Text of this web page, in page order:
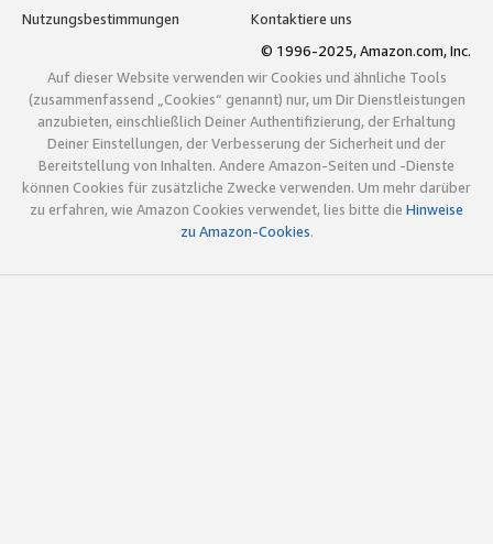
Nutzungsbestimmungen
Kontaktiere uns
© 1996-2025, Amazon.com, Inc.
Auf dieser Website verwenden wir Cookies und ähnliche Tools
(zusammenfassend „Cookies“ genannt) nur, um Dir Dienstleistungen
anzubieten, einschließlich Deiner Authentifizierung, der Erhaltung
Deiner Einstellungen, der Verbesserung der Sicherheit und der
Bereitstellung von Inhalten. Andere Amazon-Seiten und -Dienste
können Cookies für zusätzliche Zwecke verwenden. Um mehr darüber
zu erfahren, wie Amazon Cookies verwendet, lies bitte die Hinweise
zu Amazon-Cookies.